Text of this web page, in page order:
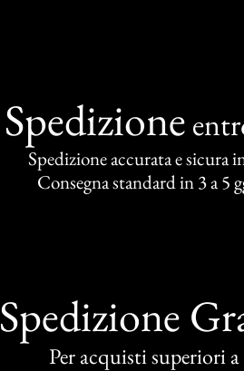
Spedizione
Spedizione accurata e sicura
Consegna standard in 3 a 5
Spedizione
Per acquisti superiori